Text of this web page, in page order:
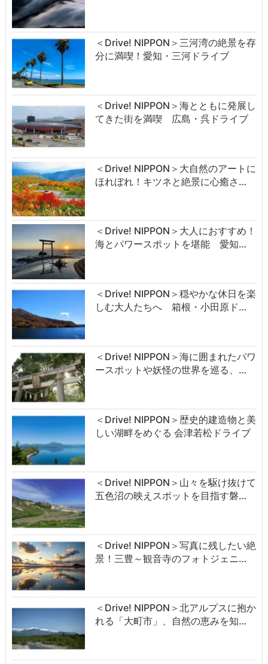
＜Drive! NIPPON＞三河湾の絶景を存
分に満喫！愛知・三河ドライブ
＜Drive! NIPPON＞海とともに発展し
てきた街を満喫 広島・呉ドライブ
＜Drive! NIPPON＞大自然のアートに
ほれぼれ！キツネと絶景に心癒さ…
＜Drive! NIPPON＞大人におすすめ！
海とパワースポットを堪能 愛知…
＜Drive! NIPPON＞穏やかな休日を楽
しむ大人たちへ 箱根・小田原ド…
＜Drive! NIPPON＞海に囲まれたパワ
ースポットや妖怪の世界を巡る、…
＜Drive! NIPPON＞歴史的建造物と美
しい湖畔をめぐる 会津若松ドライブ
＜Drive! NIPPON＞山々を駆け抜けて
五色沼の映えスポットを目指す磐…
＜Drive! NIPPON＞写真に残したい絶
景！三豊～観音寺のフォトジェニ…
＜Drive! NIPPON＞北アルプスに抱か
れる「大町市」、自然の恵みを知…